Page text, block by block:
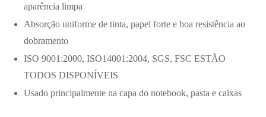
aparência limpa
Absorção uniforme de tinta, papel forte e boa resistência ao
dobramento
ISO 9001:2000, ISO14001:2004, SGS, FSC ESTÃO
TODOS DISPONÍVEIS
Usado principalmente na capa do notebook, pasta e caixas